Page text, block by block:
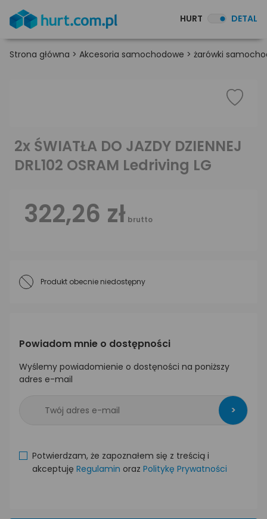
HURT DETAL
Strona główna > Akcesoria samochodowe > żarówki
2x ŚWIATŁA DO JAZDY DZIENNEJ
DRL102 OSRAM Ledriving LG
322,26 zł brutto
Produkt obecnie niedostępny
Powiadom mnie o dostępności
Wyślemy powiadomienie o dostęności na poniższy
adres e-mail
>
Potwierdzam, że zapoznałem się z treścią i
akceptuję Regulamin oraz Politykę Prywatności